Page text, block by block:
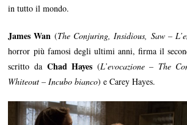
in tutto il mondo.
James Wan(The Conjuring, Insidious, Saw –
horror più famosi degli ultimi anni, firma il
scritto da Chad Hayes (L’evocazione – The
Whiteout – Incubo bianco) e Carey Hayes.